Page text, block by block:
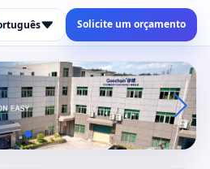
Solicite um orçamento